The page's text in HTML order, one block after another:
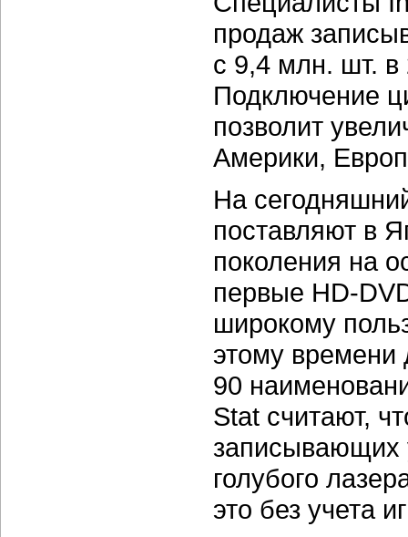
продаж
с 9,4 млн. шт. в
Подключение
позволит
Америки,
На
поставляют в
поколения на
первые HD-
широкому
этому
90
Stat считают,
записывающих
голубого
это без учета